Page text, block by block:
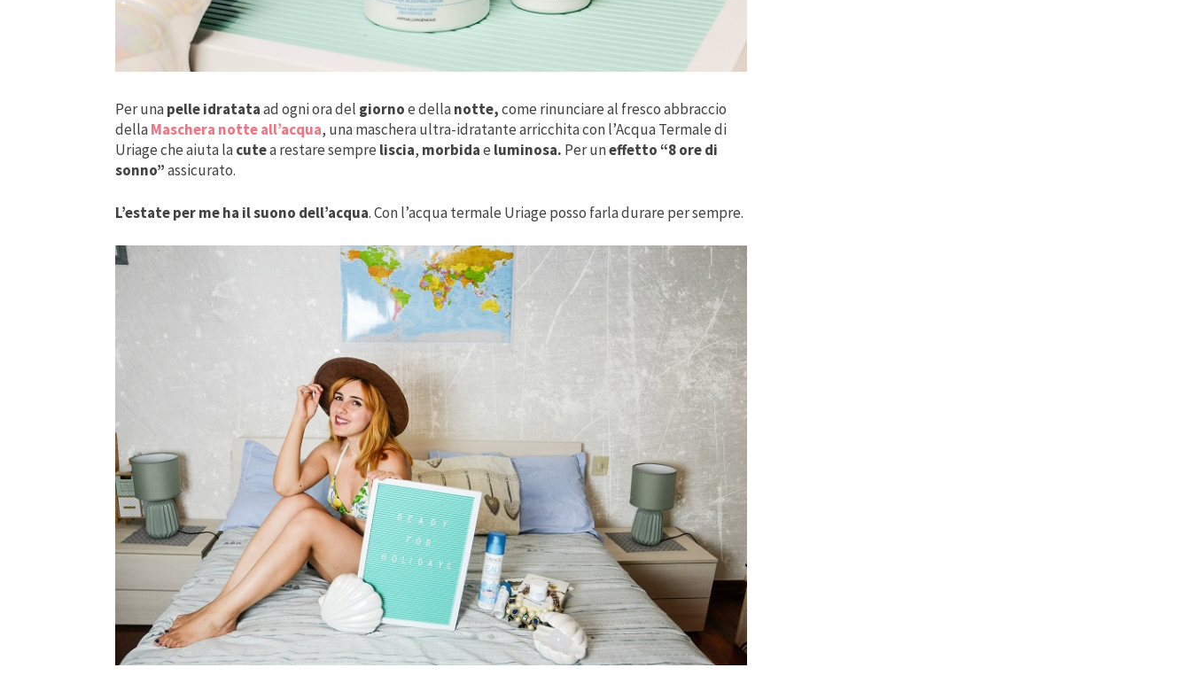
Per unapelle idratataad ogni ora del giornoe dellanotte,come rinunciare al fresco abbraccio
dellaMaschera notte all’acqua, una maschera ultra-idratante arricchita con l’Acqua Termale di
Uriage che aiuta lacutea restare sempre liscia, morbidae luminosa. Per uneffetto “8 ore di
sonno”assicurato.
L’estate per me ha il suono dell’acqua. Con l’acqua termale Uriage posso farla durare per sempre.